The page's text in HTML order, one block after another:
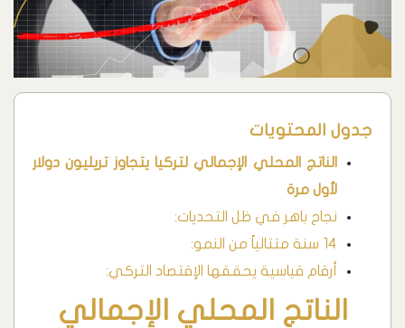
جدول المحتويات
الناتج المحلي الإجمالي لتركيا يتجاوز تريليون دولار
لأول مرة
نجاح باهر في ظل التحديات:
14 سنة متتالياً من النمو:
أرقام قياسية يحققها الإقتصاد التركي:
الناتج المحلي الإجمالي